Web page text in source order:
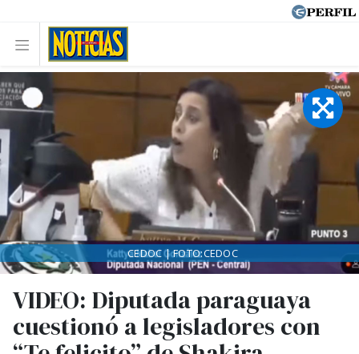
VIDEO: Diputada paraguaya
cuestionó a legisladores con
CEDOC | FOTO:CEDOC